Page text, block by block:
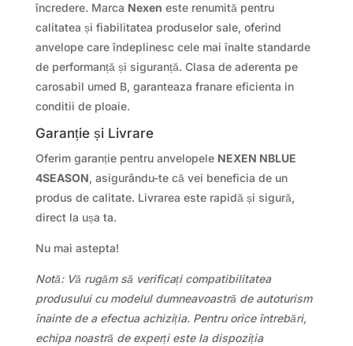
încredere. Marca Nexen este renumită pentru
calitatea și fiabilitatea produselor sale, oferind
anvelope care îndeplinesc cele mai înalte standarde
de performanță și siguranță. Clasa de aderenta pe
carosabil umed B, garanteaza franare eficienta in
conditii de ploaie.
Garanție și Livrare
Oferim garanție pentru anvelopele NEXEN NBLUE
4SEASON, asigurându-te că vei beneficia de un
produs de calitate. Livrarea este rapidă și sigură,
direct la ușa ta.
Nu mai astepta!
Notă: Vă rugăm să verificați compatibilitatea
produsului cu modelul dumneavoastră de autoturism
înainte de a efectua achiziția. Pentru orice întrebări,
echipa noastră de experți este la dispoziția